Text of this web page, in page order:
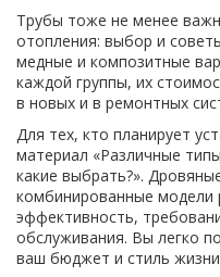
Трубы тоже не менее
отопления: выбор и
медные и композитные
каждой группы, их
в новых и в ремонтных
Для тех, кто планирует
материал «Различные
какие выбрать?».
комбинированные модели
эффективность,
обслуживания. Вы легко
ваш бюджет и стиль